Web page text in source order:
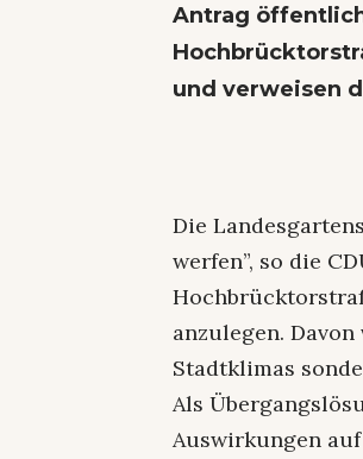
Antrag
und verweisen
Die
werfen”, so die
anzulegen.
Stadtklimas
Als
Auswirkungen